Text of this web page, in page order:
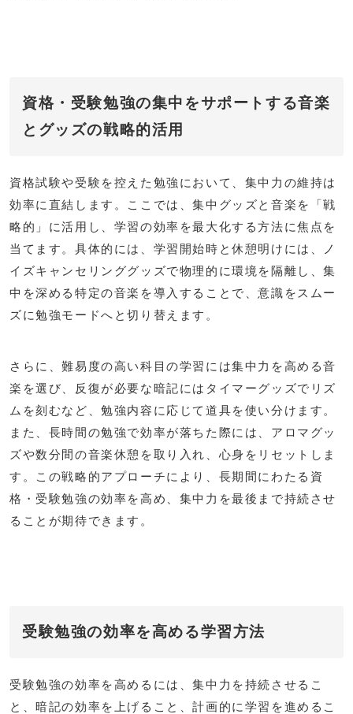
資格・受験勉強の集中をサポートする音楽
とグッズの戦略的活用
資格試験や受験を控えた勉強において、集中力の維持は
効率に直結します。ここでは、集中グッズと音楽を「戦
略的」に活用し、学習の効率を最大化する方法に焦点を
当てます。具体的には、学習開始時と休憩明けには、ノ
イズキャンセリンググッズで物理的に環境を隔離し、集
中を深める特定の音楽を導入することで、意識をスムー
ズに勉強モードへと切り替えます。
さらに、難易度の高い科目の学習には集中力を高める音
楽を選び、反復が必要な暗記にはタイマーグッズでリズ
ムを刻むなど、勉強内容に応じて道具を使い分けます。
また、長時間の勉強で効率が落ちた際には、アロマグッ
ズや数分間の音楽休憩を取り入れ、心身をリセットしま
す。この戦略的アプローチにより、長期間にわたる資
格・受験勉強の効率を高め、集中力を最後まで持続させ
ることが期待できます。
受験勉強の効率を高める学習方法
受験勉強の効率を高めるには、集中力を持続させるこ
と、暗記の効率を上げること、計画的に学習を進めるこ